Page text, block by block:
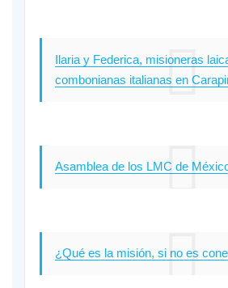
Ilaria y Federica, misioneras
combonianas italianas en
Asamblea de los LMC de
¿Qué es la misión, si no es